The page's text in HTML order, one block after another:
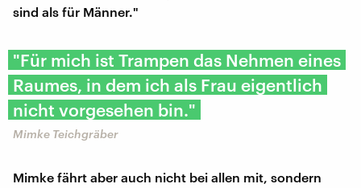
sind als für Männer."
"Für mich ist Trampen das Nehmen eines
Raumes, in dem ich als Frau eigentlich
nicht vorgesehen bin."
Mimke Teichgräber
Mimke fährt aber auch nicht bei allen mit, sondern